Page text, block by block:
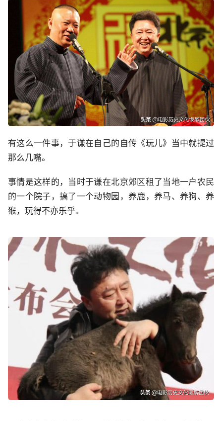
有这么一件事，于谦在自己的自传《玩儿》当中就提过
那么几嘴。
事情是这样的，当时于谦在北京郊区租了当地一户农民
的一个院子，搞了一个动物园，养鹿，养马、养狗、养
猴，玩得不亦乐乎。